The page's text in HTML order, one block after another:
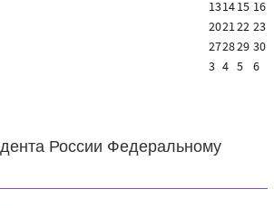
131415 16
202122 23
272829 30
3 4 5 6
России Федеральному